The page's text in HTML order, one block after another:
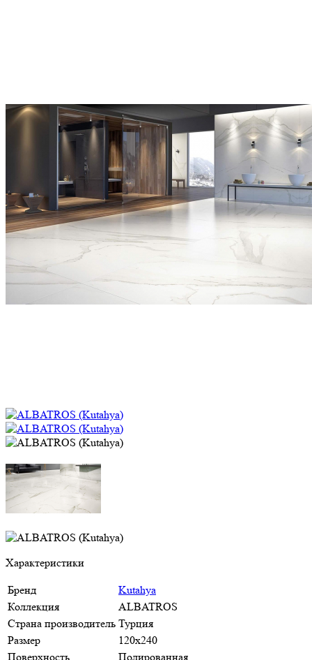
Характеристики
Бренд
Kutahya
Коллекция
ALBATROS
Страна производитель Турция
Размер
120х240
Поверхность
Полированная